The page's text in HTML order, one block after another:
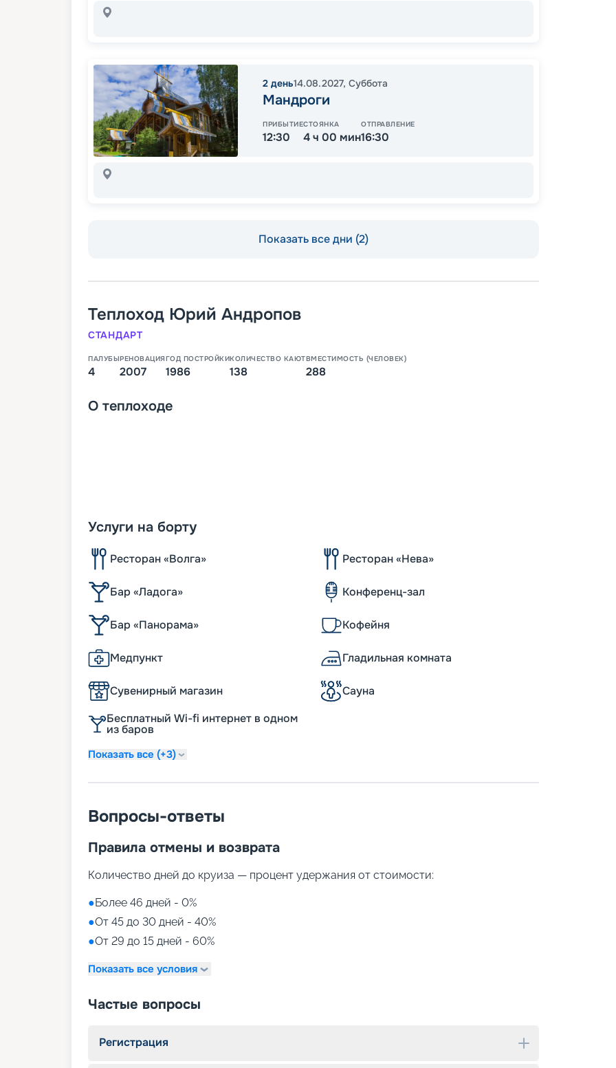
2 день14.08.2027, Суббота
Мандроги
ПРИБЫТИЕ
12:30
СТОЯНКА
4 ч 00 мин
ОТПРАВЛЕНИЕ
16:30
Показать все дни (2)
Теплоход Юрий Андропов
СТАНДАРТ
ПАЛУБЫ
4
РЕНОВАЦИЯ
2007
ГОД ПОСТРОЙКИ
1986
КОЛИЧЕСТВО КАЮТ
138
ВМЕСТИМОСТЬ (ЧЕЛОВЕК)
288
О теплоходе
Услуги на борту
Ресторан «Волга» Ресторан «Нева»
Бар «Ладога» Конференц-зал
Бар «Панорама» Кофейня
Медпункт Гладильная комната
Сувенирный магазин
Сауна
Бесплатный Wi-fi интернет в одном
из баров
Показать все (+3)
Вопросы-ответы
Правила отмены и возврата
Количество дней до круиза — процент удержания от стоимости:
●Более 46 дней - 0%
●От 45 до 30 дней - 40%
●От 29 до 15 дней - 60%
Показать все условия
Частые вопросы
Регистрация